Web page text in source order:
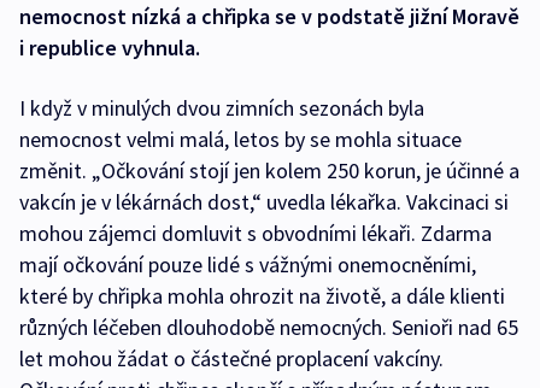
nemocnost nízká a chřipka se v podstatě jižní Moravě
i republice vyhnula.
I když v minulých dvou zimních sezonách byla
nemocnost velmi malá, letos by se mohla situace
změnit. „Očkování stojí jen kolem 250 korun, je účinné a
vakcín je v lékárnách dost,“ uvedla lékařka. Vakcinaci si
mohou zájemci domluvit s obvodními lékaři. Zdarma
mají očkování pouze lidé s vážnými onemocněními,
které by chřipka mohla ohrozit na životě, a dále klienti
různých léčeben dlouhodobě nemocných. Senioři nad 65
let mohou žádat o částečné proplacení vakcíny.